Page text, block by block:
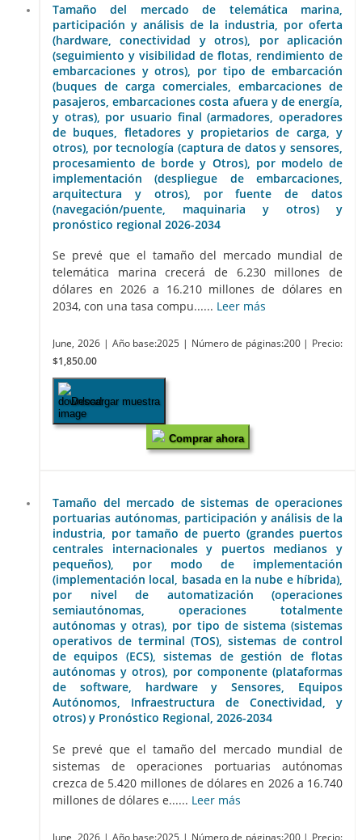
Tamaño del mercado de telemática marina,
participación y análisis de la industria, por oferta
(hardware, conectividad y otros), por aplicación
(seguimiento y visibilidad de flotas, rendimiento de
embarcaciones y otros), por tipo de embarcación
(buques de carga comerciales, embarcaciones de
pasajeros, embarcaciones costa afuera y de energía,
y otras), por usuario final (armadores, operadores
de buques, fletadores y propietarios de carga, y
otros), por tecnología (captura de datos y sensores,
procesamiento de borde y Otros), por modelo de
implementación (despliegue de embarcaciones,
arquitectura y otros), por fuente de datos
(navegación/puente, maquinaria y otros) y
pronóstico regional 2026-2034
Se prevé que el tamaño del mercado mundial de
telemática marina crecerá de 6.230 millones de
dólares en 2026 a 16.210 millones de dólares en
2034, con una tasa compu...... Leer más
June, 2026 | Año base:2025 | Número de páginas:200 | Precio:
$1,850.00
Descargar muestra
Comprar ahora
Tamaño del mercado de sistemas de operaciones
portuarias autónomas, participación y análisis de la
industria, por tamaño de puerto (grandes puertos
centrales internacionales y puertos medianos y
pequeños), por modo de implementación
(implementación local, basada en la nube e híbrida),
por nivel de automatización (operaciones
semiautónomas, operaciones totalmente
autónomas y otras), por tipo de sistema (sistemas
operativos de terminal (TOS), sistemas de control
de equipos (ECS), sistemas de gestión de flotas
autónomas y otros), por componente (plataformas
de software, hardware y Sensores, Equipos
Autónomos, Infraestructura de Conectividad, y
otros) y Pronóstico Regional, 2026-2034
Se prevé que el tamaño del mercado mundial de
sistemas de operaciones portuarias autónomas
crezca de 5.420 millones de dólares en 2026 a 16.740
millones de dólares e...... Leer más
June, 2026 | Año base:2025 | Número de páginas:200 | Precio: